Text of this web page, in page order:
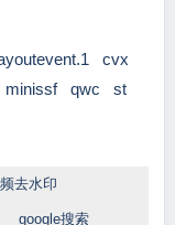
cvx
minissf qwc
st
去水印
google搜索